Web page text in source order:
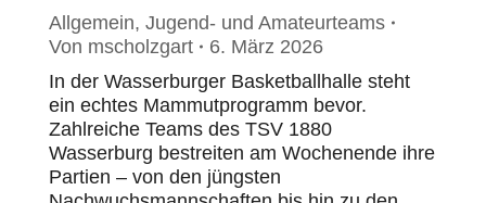
Allgemein, Jugend- und Amateurteams
Von mscholzgart
6. März 2026
In der Wasserburger Basketballhalle steht
ein echtes Mammutprogramm bevor.
Zahlreiche Teams des TSV 1880
Wasserburg bestreiten am Wochenende ihre
Partien – von den jüngsten